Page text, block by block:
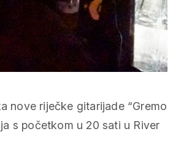
nove riječke gitarijade “Gremo
s početkom u 20 sati u River